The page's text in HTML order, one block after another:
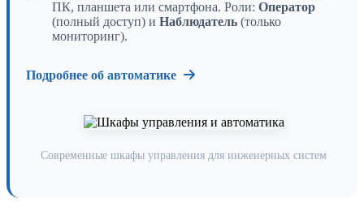
ПК, планшета или смартфона. Роли: Оператор
(полный доступ) и Наблюдатель (только
мониторинг).
Подробнее об автоматике
Современные шкафы управления для инженерных систем